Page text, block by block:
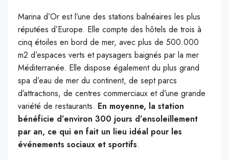
Marina d’Or est l’une des stations balnéaires les plus
réputées d’Europe. Elle compte des hôtels de trois à
cinq étoiles en bord de mer, avec plus de 500.000
m2 d’espaces verts et paysagers baignés par la mer
Méditerranée. Elle dispose également du plus grand
spa d’eau de mer du continent, de sept parcs
d’attractions, de centres commerciaux et d’une grande
variété de restaurants. En moyenne, la station
bénéficie d’environ 300 jours d’ensoleillement
par an, ce qui en fait un lieu idéal pour les
événements sociaux et sportifs.